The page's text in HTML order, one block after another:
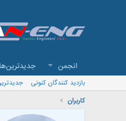
انجمن جدیدترین‌ها
بازدید کنندگان کنونی
کاربران